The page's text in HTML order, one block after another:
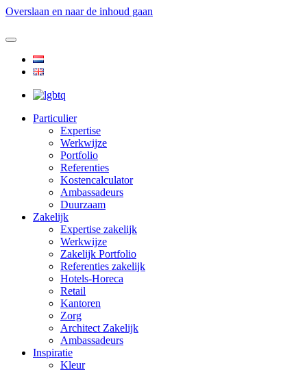
Overslaan en naar de inhoud gaan
Particulier
Expertise
Werkwijze
Portfolio
Referenties
Kostencalculator
Ambassadeurs
Duurzaam
Zakelijk
Expertise zakelijk
Werkwijze
Zakelijk Portfolio
Referenties zakelijk
Hotels-Horeca
Retail
Kantoren
Zorg
Architect Zakelijk
Ambassadeurs
Inspiratie
Kleur